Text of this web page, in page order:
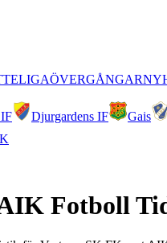
ÖVERGÅNGAR
Djurgardens IF Gais
Fotboll